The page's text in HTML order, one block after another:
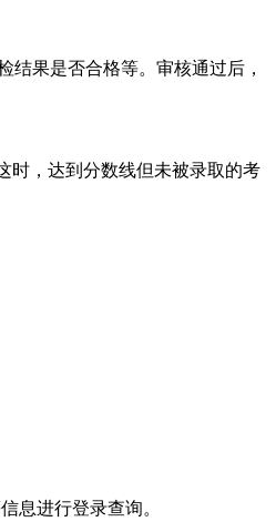
果是否合格等。审核通过后，
，达到分数线但未被录取的考
息进行登录查询。